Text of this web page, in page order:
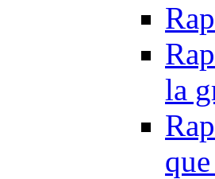
la